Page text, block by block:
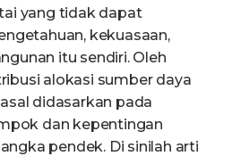
yang tidak dapat
kekuasaan,
itu sendiri. Oleh
alokasi sumber daya
didasarkan pada
dan kepentingan
pendek. Di sinilah arti